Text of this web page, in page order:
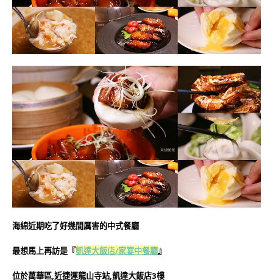
海綿近期吃了好幾間厲害的中式餐廳
最想馬上再訪是『凱達大飯店/家宴中餐廳』
位於萬華區,近捷運龍山寺站,凱達大飯店3樓